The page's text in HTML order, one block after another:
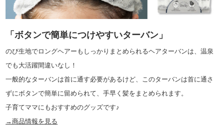
「ボタンで簡単につけやすいターバン」
のび生地でロングヘアーもしっかりまとめられるヘアターバンは、温泉
でも大活躍間違いなし！
一般的なターバンは首に通す必要があるけど、このターバンは首に通さ
ずにボタンで簡単に留められて、手早く髪をまとめられます。
子育てママにもおすすめのグッズです♪
→商品情報を見る